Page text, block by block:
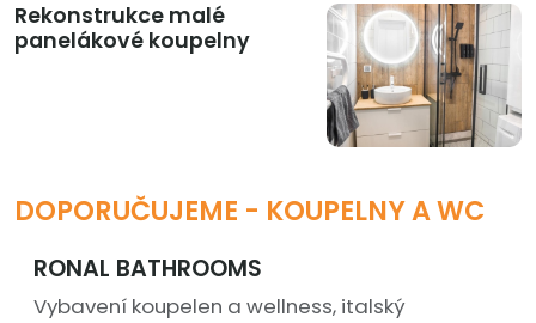
Rekonstrukce malé
panelákové koupelny
DOPORUČUJEME - KOUPELNY A WC
RONAL BATHROOMS
Vybavení koupelen a wellness, italský